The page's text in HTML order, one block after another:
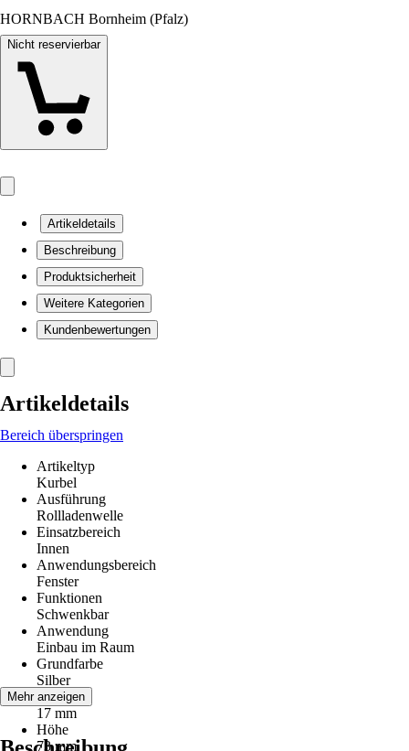
HORNBACH Bornheim (Pfalz)
Nicht reservierbar
Artikeldetails
Beschreibung
Produktsicherheit
Weitere Kategorien
Kundenbewertungen
Artikeldetails
Bereich überspringen
Artikeltyp
Kurbel
Ausführung
Rollladenwelle
Einsatzbereich
Innen
Anwendungsbereich
Fenster
Funktionen
Schwenkbar
Anwendung
Einbau im Raum
Grundfarbe
Silber
Breite
17 mm
Höhe
73 mm
Mehr anzeigen